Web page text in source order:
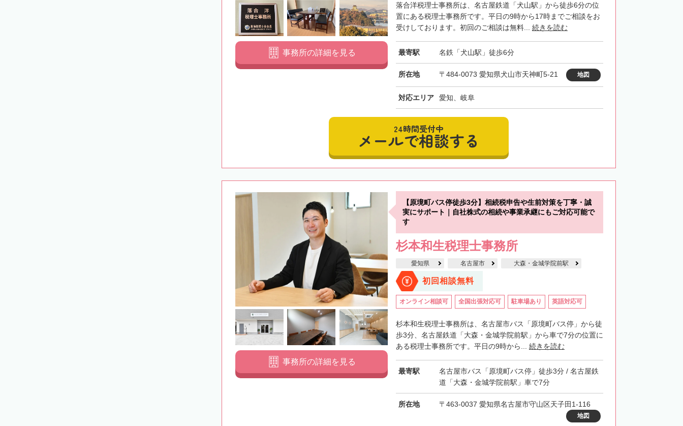
落合洋税理士事務所は、名古屋鉄道「犬山駅」から徒歩6分の位
置にある税理士事務所です。平日の9時から17時までご相談をお
受けしております。初回のご相談は無料... 続きを読む
最寄駅 名鉄「犬山駅」徒歩6分
所在地 〒484-0073 愛知県犬山市天神町5-21 地図
対応エリア 愛知、岐阜
事務所の詳細を見る
24時間受付中
メールで相談する
【原境町バス停徒歩3分】相続税申告や生前対策を丁寧・誠
実にサポート｜自社株式の相続や事業承継にもご対応可能で
す
杉本和生税理士事務所
愛知県 名古屋市 大森・金城学院前駅
初回相談無料
オンライン相談可 全国出張対応可 駐車場あり 英語対応可
杉本和生税理士事務所は、名古屋市バス「原境町バス停」から徒
歩3分、名古屋鉄道「大森・金城学院前駅」から車で7分の位置に
ある税理士事務所です。平日の9時から... 続きを読む
最寄駅
名古屋市バス「原境町バス停」徒歩3分 / 名古屋鉄
道「大森・金城学院前駅」車で7分
所在地 〒463-0037 愛知県名古屋市守山区天子田1-116
地図
事務所の詳細を見る